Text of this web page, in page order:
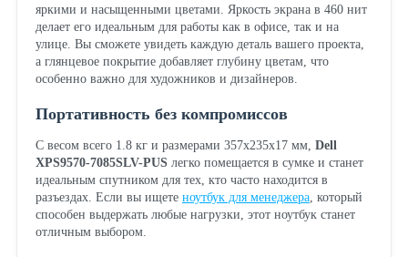
яркими и насыщенными цветами. Яркость экрана в 460 нит
делает его идеальным для работы как в офисе, так и на
улице. Вы сможете увидеть каждую деталь вашего проекта,
а глянцевое покрытие добавляет глубину цветам, что
особенно важно для художников и дизайнеров.
Портативность без компромиссов
С весом всего 1.8 кг и размерами 357x235x17 мм, Dell
XPS9570-7085SLV-PUSлегко помещается в сумке и станет
идеальным спутником для тех, кто часто находится в
разъездах. Если вы ищете ноутбук для менеджера, который
способен выдержать любые нагрузки, этот ноутбук станет
отличным выбором.